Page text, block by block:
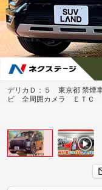
デリカＤ：５ 東京都 禁
ビ 全周囲カメラ ＥＴＣ